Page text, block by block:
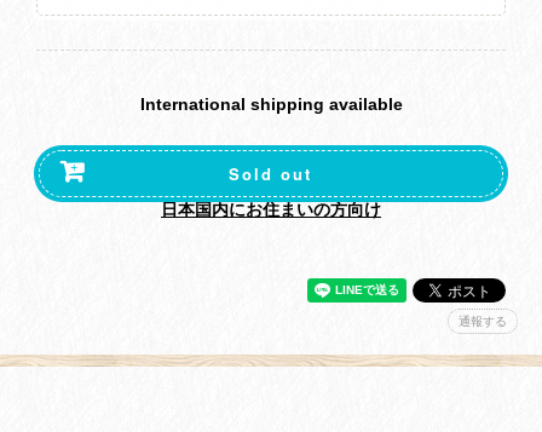
International shipping available
Sold out
日本国内にお住まいの方向け
通報する